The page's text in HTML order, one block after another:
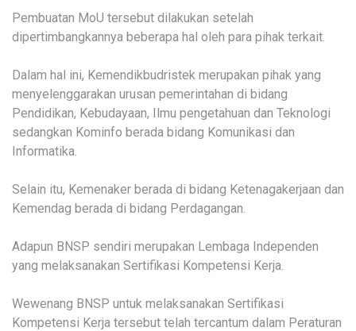
Pembuatan MoU tersebut dilakukan setelah
dipertimbangkannya beberapa hal oleh para pihak terkait.
Dalam hal ini, Kemendikbudristek merupakan pihak yang
menyelenggarakan urusan pemerintahan di bidang
Pendidikan, Kebudayaan, Ilmu pengetahuan dan Teknologi
sedangkan Kominfo berada bidang Komunikasi dan
Informatika.
Selain itu, Kemenaker berada di bidang Ketenagakerjaan dan
Kemendag berada di bidang Perdagangan.
Adapun BNSP sendiri merupakan Lembaga Independen
yang melaksanakan Sertifikasi Kompetensi Kerja.
Wewenang BNSP untuk melaksanakan Sertifikasi
Kompetensi Kerja tersebut telah tercantum dalam Peraturan